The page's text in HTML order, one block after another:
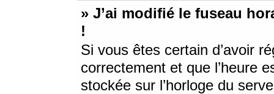
» J’ai modifié le fuseau
!
Si vous êtes certain d’avoir
correctement et que l’heure
stockée sur l’horloge du